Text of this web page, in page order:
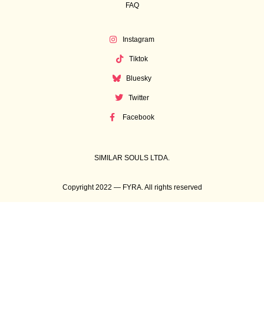
FAQ
Instagram
Tiktok
Bluesky
Twitter
Facebook
SIMILAR SOULS LTDA.
Copyright 2022 — FYRA. All rights reserved